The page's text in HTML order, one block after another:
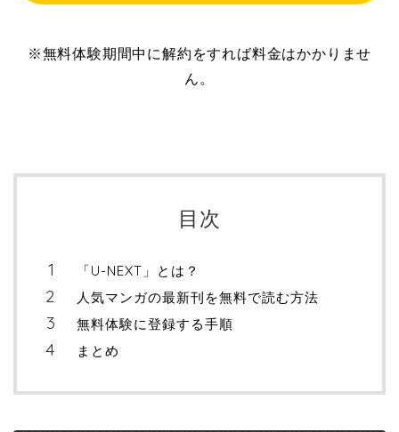
※無料体験期間中に解約をすれば料金はかかりませ
ん。
目次
「U-NEXT」とは？
人気マンガの最新刊を無料で読む方法
無料体験に登録する手順
まとめ